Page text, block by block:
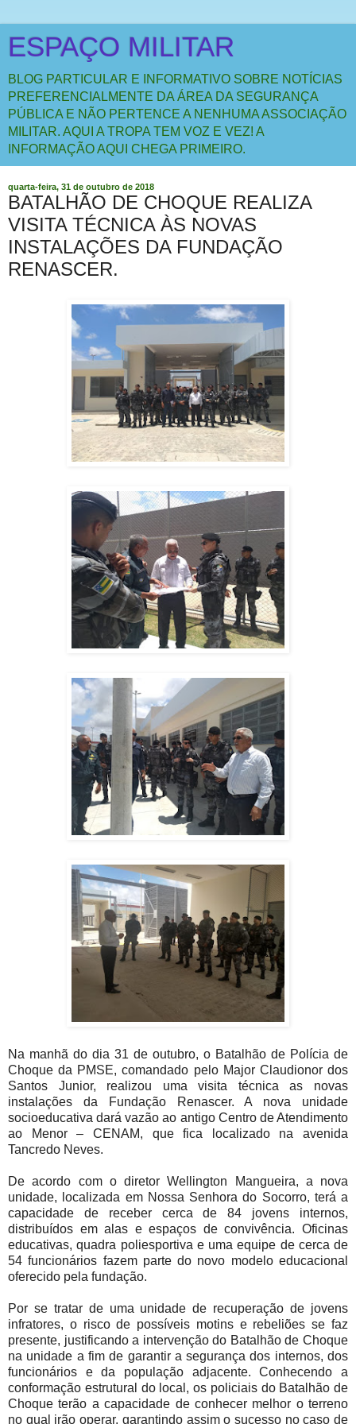
ESPAÇO MILITAR
BLOG PARTICULAR E INFORMATIVO SOBRE NOTÍCIAS
PREFERENCIALMENTE DA ÁREA DA SEGURANÇA
PÚBLICA E NÃO PERTENCE A NENHUMA ASSOCIAÇÃO
MILITAR. AQUI A TROPA TEM VOZ E VEZ! A
INFORMAÇÃO AQUI CHEGA PRIMEIRO.
quarta-feira, 31 de outubro de 2018
BATALHÃO DE CHOQUE REALIZA
VISITA TÉCNICA ÀS NOVAS
INSTALAÇÕES DA FUNDAÇÃO
RENASCER.
Na manhã do dia 31 de outubro, o Batalhão de Polícia de
Choque da PMSE, comandado pelo Major Claudionor dos
Santos Junior, realizou uma visita técnica as novas
instalações da Fundação Renascer. A nova unidade
socioeducativa dará vazão ao antigo Centro de Atendimento
ao Menor – CENAM, que fica localizado na avenida
Tancredo Neves.
De acordo com o diretor Wellington Mangueira, a nova
unidade, localizada em Nossa Senhora do Socorro, terá a
capacidade de receber cerca de 84 jovens internos,
distribuídos em alas e espaços de convivência. Oficinas
educativas, quadra poliesportiva e uma equipe de cerca de
54 funcionários fazem parte do novo modelo educacional
oferecido pela fundação.
Por se tratar de uma unidade de recuperação de jovens
infratores, o risco de possíveis motins e rebeliões se faz
presente, justificando a intervenção do Batalhão de Choque
na unidade a fim de garantir a segurança dos internos, dos
funcionários e da população adjacente. Conhecendo a
conformação estrutural do local, os policiais do Batalhão de
Choque terão a capacidade de conhecer melhor o terreno
no qual irão operar, garantindo assim o sucesso no caso de